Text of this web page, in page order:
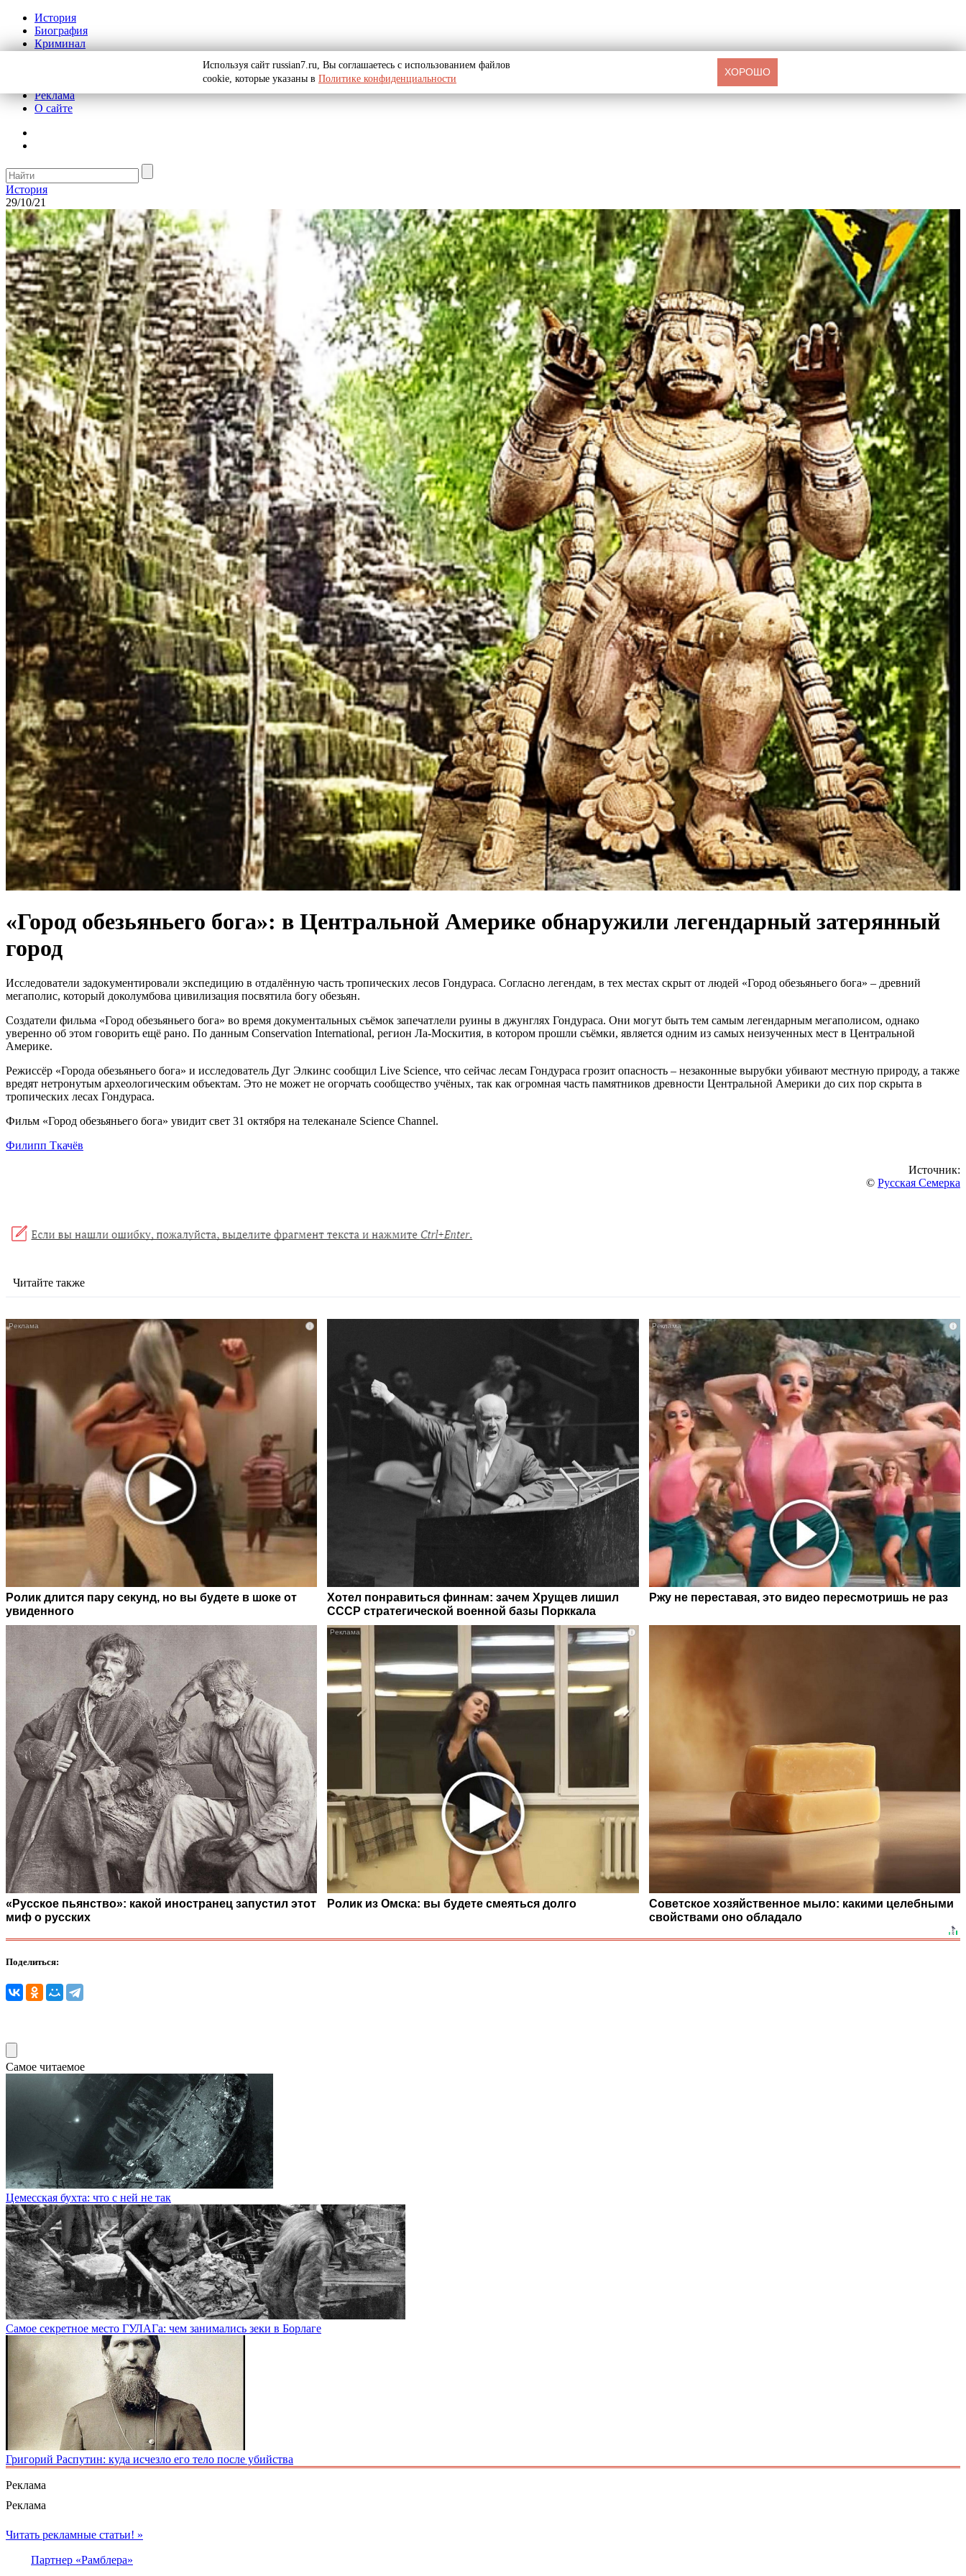
История
Биография
Криминал
Реклама
О сайте
История
29/10/21
«Город обезьяньего бога»: в Центральной Америке обнаружили легендарный затерянный
город
Исследователи задокументировали экспедицию в отдалённую часть тропических лесов Гондураса. Согласно легендам, в тех местах скрыт от людей «Город обезьяньего бога» – древний
мегаполис, который доколумбова цивилизация посвятила богу обезьян.
Создатели фильма «Город обезьяньего бога» во время документальных съёмок запечатлели руины в джунглях Гондураса. Они могут быть тем самым легендарным мегаполисом, однако
уверенно об этом говорить ещё рано. По данным Conservation International, регион Ла-Москития, в котором прошли съёмки, является одним из самых неизученных мест в Центральной
Америке.
Режиссёр «Города обезьяньего бога» и исследователь Дуг Элкинс сообщил Live Science, что сейчас лесам Гондураса грозит опасность – незаконные вырубки убивают местную природу, а также
вредят нетронутым археологическим объектам. Это не может не огорчать сообщество учёных, так как огромная часть памятников древности Центральной Америки до сих пор скрыта в
тропических лесах Гондураса.
Фильм «Город обезьяньего бога» увидит свет 31 октября на телеканале Science Channel.
Филипп Ткачёв
Источник:
© Русская Семерка
Читайте также
i
Ролик длится пару секунд, но вы будете в шоке от
увиденного
Хотел понравиться финнам: зачем Хрущев лишил
СССР стратегической военной базы Порккала
i
Ржу не переставая, это видео пересмотришь не раз
«Русское пьянство»: какой иностранец запустил этот
миф о русских
i
Ролик из Омска: вы будете смеяться долго
Советское хозяйственное мыло: какими целебными
свойствами оно обладало
Поделиться:
Самое читаемое
Цемесская бухта: что с ней не так
Самое секретное место ГУЛАГа: чем занимались зеки в Борлаге
Григорий Распутин: куда исчезло его тело после убийства
Реклама
Реклама
Читать рекламные статьи! »
Партнер «Рамблера»
Используя сайт russian7.ru, Вы соглашаетесь с использованием файлов
cookie, которые указаны в Политике конфиденциальности
ХОРОШО